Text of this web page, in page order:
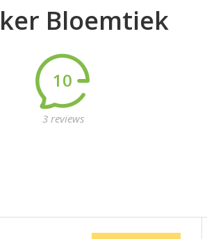
Bloemtiek
10
3 reviews